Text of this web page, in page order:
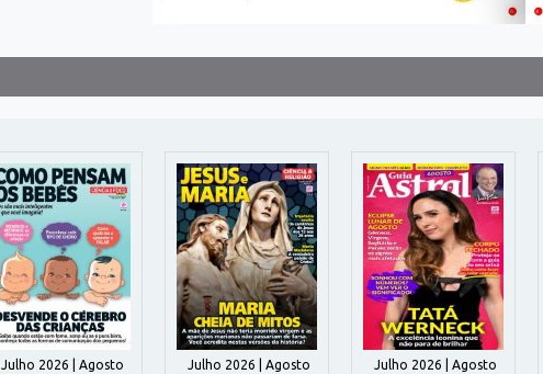
Julho 2026 | Agosto
Julho 2026 | Agosto
Julho 2026 | Agosto